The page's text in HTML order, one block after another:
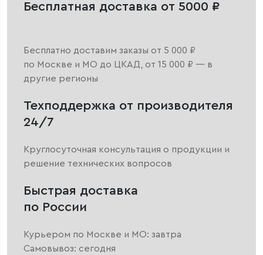
Бесплатная доставка от 5000 ₽
Бесплатно доставим заказы от 5 000 ₽
по Москве и МО до ЦКАД, от 15 000 ₽ — в
другие регионы
Техподдержка от производителя
24/7
Круглосуточная консультация о продукции и
решение технических вопросов
Быстрая доставка
по России
Курьером по Москве и МО: завтра
Самовывоз: сегодня